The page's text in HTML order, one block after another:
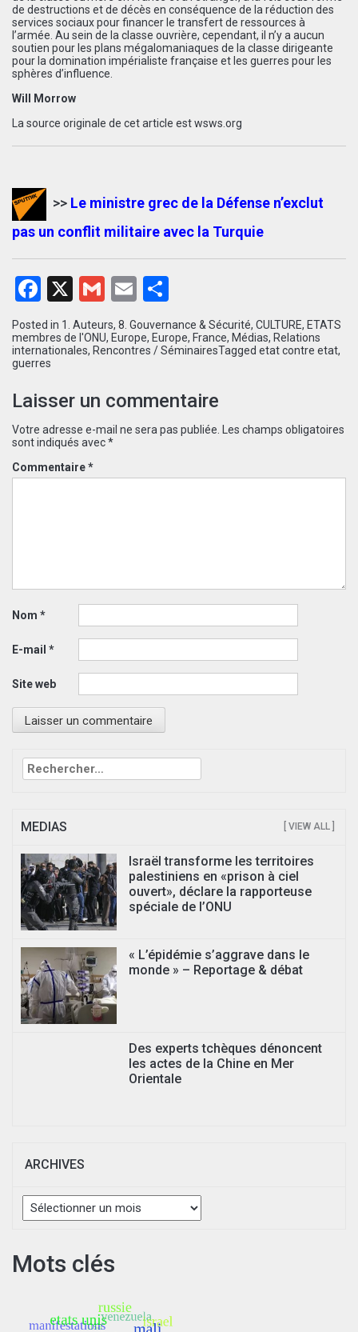
de destructions et de décès en conséquence de la réduction des
services sociaux pour financer le transfert de ressources à
l’armée. Au sein de la classe ouvrière, cependant, il n’y a aucun
soutien pour les plans mégalomaniaques de la classe dirigeante
pour la domination impérialiste française et les guerres pour les
sphères d’influence.
Will Morrow
La source originale de cet article estwsws.org
>> Le ministre grec de la Défense n’exclut
pas un conflit militaire avec la Turquie
Facebook
X Gmail
Email
Posted in 1. Auteurs, 8. Gouvernance & Sécurité, CULTURE, ETATS
membres de l'ONU, Europe, Europe, France, Médias, Relations
internationales, Rencontres / SéminairesTagged etat contre etat,
guerres
Laisser un commentaire
Votre adresse e-mail ne sera pas publiée.
Les champs obligatoires
sont indiqués avec*
Commentaire*
Nom *
E-mail *
Site web
Rechercher :
MEDIAS [ VIEW ALL ]
Israël transforme les territoires
palestiniens en «prison à ciel
ouvert», déclare la rapporteuse
spéciale de l’ONU
« L’épidémie s’aggrave dans le
monde » – Reportage & débat
Des experts tchèques dénoncent
les actes de la Chine en Mer
Orientale
ARCHIVES
Archives
Mots clés